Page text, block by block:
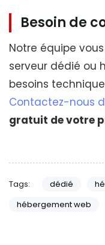
Besoin de
Notre équipe
serveur dédié ou
besoins
Contactez-nous
gratuit de votre
Tags: dédié
hébergement web